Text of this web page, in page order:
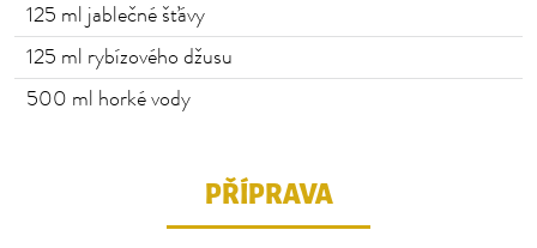
125 ml jablečné šťávy
125 ml rybízového džusu
500 ml horké vody
PŘÍPRAVA